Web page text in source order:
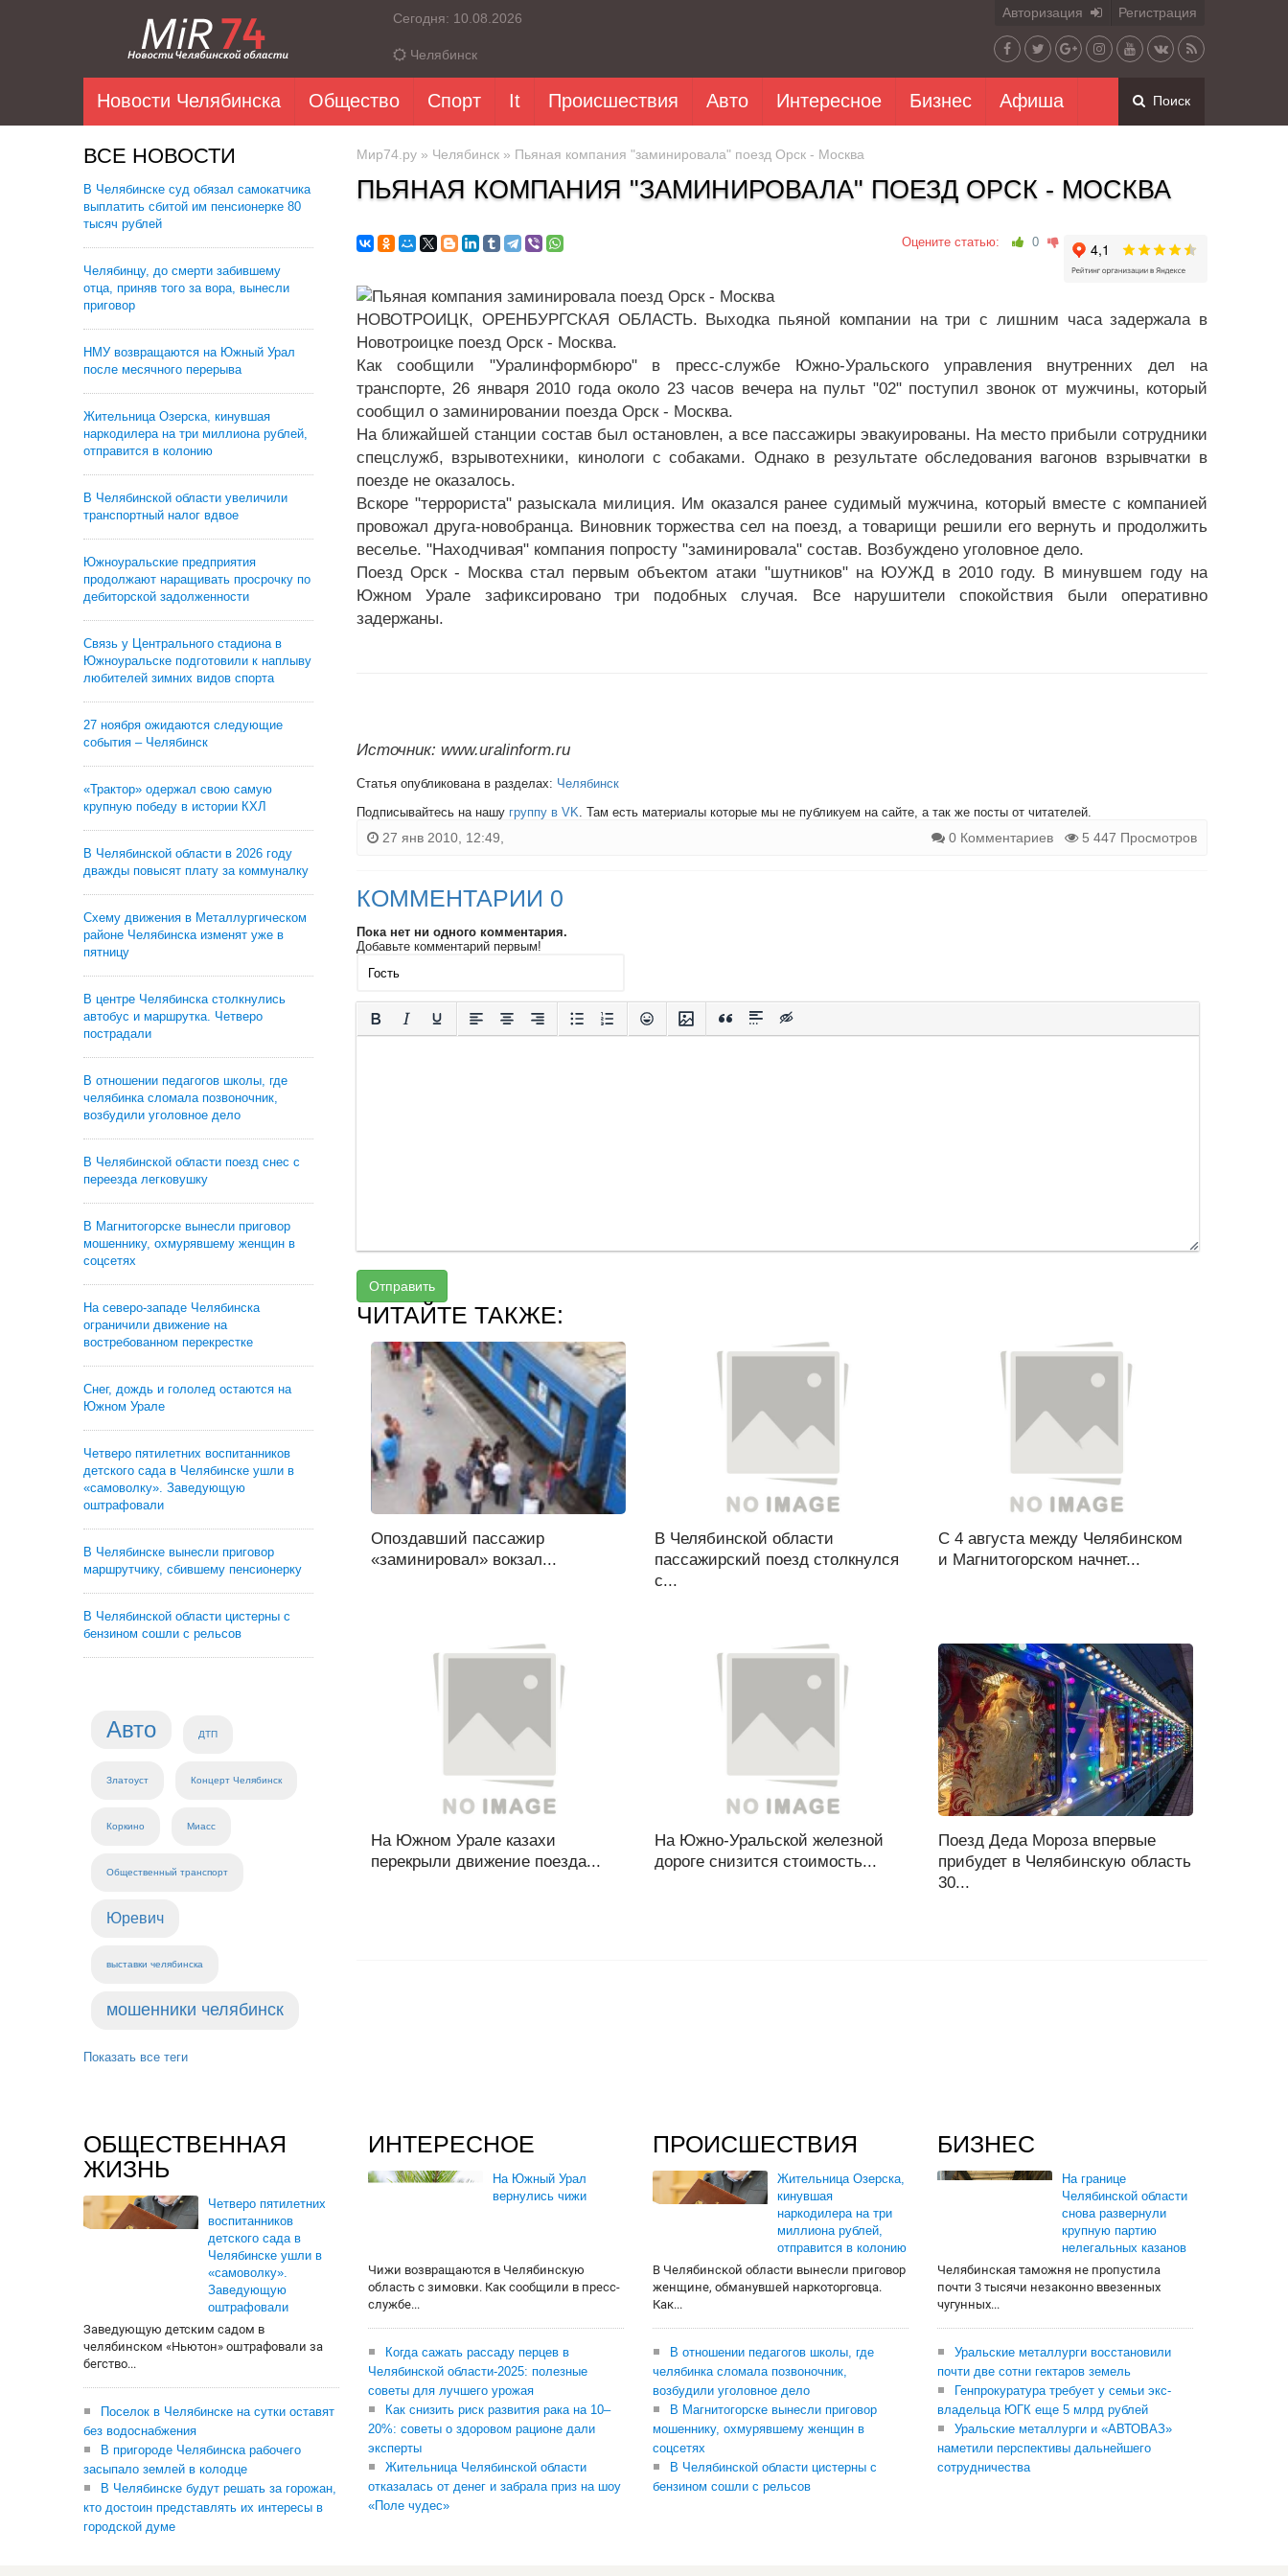
Сегодня: 10.08.2026
Челябинск
Авторизация Регистрация
Новости Челябинска Общество Спорт It Происшествия Авто Интересное Бизнес Афиша Поиск
ВСЕ НОВОСТИ
В Челябинске суд обязал самокатчика
выплатить сбитой им пенсионерке 80
тысяч рублей
Челябинцу, до смерти забившему
отца, приняв того за вора, вынесли
приговор
НМУ возвращаются на Южный Урал
после месячного перерыва
Жительница Озерска, кинувшая
наркодилера на три миллиона рублей,
отправится в колонию
В Челябинской области увеличили
транспортный налог вдвое
Южноуральские предприятия
продолжают наращивать просрочку по
дебиторской задолженности
Связь у Центрального стадиона в
Южноуральске подготовили к наплыву
любителей зимних видов спорта
27 ноября ожидаются следующие
события – Челябинск
«Трактор» одержал свою самую
крупную победу в истории КХЛ
В Челябинской области в 2026 году
дважды повысят плату за коммуналку
Схему движения в Металлургическом
районе Челябинска изменят уже в
пятницу
В центре Челябинска столкнулись
автобус и маршрутка. Четверо
пострадали
В отношении педагогов школы, где
челябинка сломала позвоночник,
возбудили уголовное дело
В Челябинской области поезд снес с
переезда легковушку
В Магнитогорске вынесли приговор
мошеннику, охмурявшему женщин в
соцсетях
На северо-западе Челябинска
ограничили движение на
востребованном перекрестке
Снег, дождь и гололед остаются на
Южном Урале
Четверо пятилетних воспитанников
детского сада в Челябинске ушли в
«самоволку». Заведующую
оштрафовали
В Челябинске вынесли приговор
маршрутчику, сбившему пенсионерку
В Челябинской области цистерны с
бензином сошли с рельсов
Авто ДТП
Златоуст Концерт Челябинск
Коркино Миасс
Общественный транспорт
Юревич
выставки челябинска
мошенники челябинск
Показать все теги
Мир74.ру » Челябинск » Пьяная компания "заминировала" поезд Орск - Москва
ПЬЯНАЯ КОМПАНИЯ "ЗАМИНИРОВАЛА" ПОЕЗД ОРСК - МОСКВА
Оцените статью: 0
НОВОТРОИЦК, ОРЕНБУРГСКАЯ ОБЛАСТЬ. Выходка пьяной компании на три с лишним часа задержала в
Новотроицке поезд Орск - Москва.
Как сообщили "Уралинформбюро" в пресс-службе Южно-Уральского управления внутренних дел на
транспорте, 26 января 2010 года около 23 часов вечера на пульт "02" поступил звонок от мужчины, который
сообщил о заминировании поезда Орск - Москва.
На ближайшей станции состав был остановлен, а все пассажиры эвакуированы. На место прибыли сотрудники
спецслужб, взрывотехники, кинологи с собаками. Однако в результате обследования вагонов взрывчатки в
поезде не оказалось.
Вскоре "террориста" разыскала милиция. Им оказался ранее судимый мужчина, который вместе с компанией
провожал друга-новобранца. Виновник торжества сел на поезд, а товарищи решили его вернуть и продолжить
веселье. "Находчивая" компания попросту "заминировала" состав. Возбуждено уголовное дело.
Поезд Орск - Москва стал первым объектом атаки "шутников" на ЮУЖД в 2010 году. В минувшем году на
Южном Урале зафиксировано три подобных случая. Все нарушители спокойствия были оперативно
задержаны.
Источник: www.uralinform.ru
Статья опубликована в разделах: Челябинск
Подписывайтесь на нашу группу в VK. Там есть материалы которые мы не публикуем на сайте, а так же посты от читателей.
27 янв 2010, 12:49, 0 Комментариев 5 447 Просмотров
КОММЕНТАРИИ 0
Пока нет ни одного комментария.
Добавьте комментарий первым!
Отправить
ЧИТАЙТЕ ТАКЖЕ:
Опоздавший пассажир
«заминировал» вокзал...
В Челябинской области
пассажирский поезд столкнулся
с...
С 4 августа между Челябинском
и Магнитогорском начнет...
На Южном Урале казахи
перекрыли движение поезда...
На Южно-Уральской железной
дороге снизится стоимость...
Поезд Деда Мороза впервые
прибудет в Челябинскую область
30...
ОБЩЕСТВЕННАЯ
ЖИЗНЬ
Четверо пятилетних
воспитанников
детского сада в
Челябинске ушли в
«самоволку».
Заведующую
оштрафовали
Заведующую детским садом в
челябинском «Ньютон» оштрафовали за
бегство...
Поселок в Челябинске на сутки оставят
без водоснабжения
В пригороде Челябинска рабочего
засыпало землей в колодце
В Челябинске будут решать за горожан,
кто достоин представлять их интересы в
городской думе
ИНТЕРЕСНОЕ
На Южный Урал
вернулись чижи
Чижи возвращаются в Челябинскую
область с зимовки. Как сообщили в пресс-
службе...
Когда сажать рассаду перцев в
Челябинской области-2025: полезные
советы для лучшего урожая
Как снизить риск развития рака на 10–
20%: советы о здоровом рационе дали
эксперты
Жительница Челябинской области
отказалась от денег и забрала приз на шоу
«Поле чудес»
ПРОИСШЕСТВИЯ
Жительница Озерска,
кинувшая
наркодилера на три
миллиона рублей,
отправится в колонию
В Челябинской области вынесли приговор
женщине, обманувшей наркоторговца.
Как...
В отношении педагогов школы, где
челябинка сломала позвоночник,
возбудили уголовное дело
В Магнитогорске вынесли приговор
мошеннику, охмурявшему женщин в
соцсетях
В Челябинской области цистерны с
бензином сошли с рельсов
БИЗНЕС
На границе
Челябинской области
снова развернули
крупную партию
нелегальных казанов
Челябинская таможня не пропустила
почти 3 тысячи незаконно ввезенных
чугунных...
Уральские металлурги восстановили
почти две сотни гектаров земель
Генпрокуратура требует у семьи экс-
владельца ЮГК еще 5 млрд рублей
Уральские металлурги и «АВТОВАЗ»
наметили перспективы дальнейшего
сотрудничества